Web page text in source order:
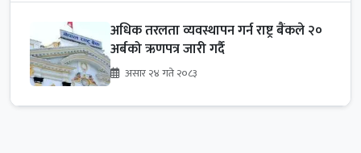
अधिक तरलता व्यवस्थापन गर्न राष्ट्र बैंकले २०
अर्बको ऋणपत्र जारी गर्दै
असार २४ गते २०८३